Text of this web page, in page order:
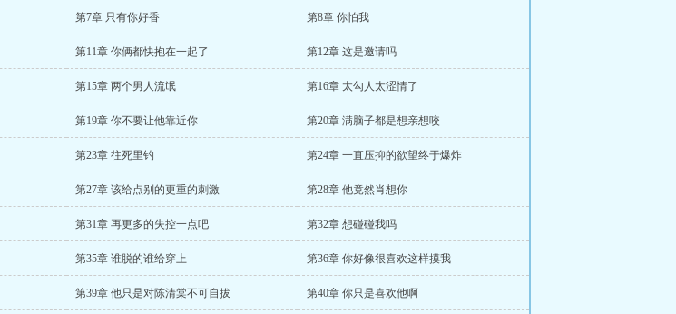
第7章 只有你好香 第8章 你怕我
第11章 你俩都快抱在一起了 第12章 这是邀请吗
第15章 两个男人流氓 第16章 太勾人太涩情了
第19章 你不要让他靠近你 第20章 满脑子都是想亲想咬
第23章 往死里钓 第24章 一直压抑的欲望终于爆炸
第27章 该给点别的更重的刺激 第28章 他竟然肖想你
第31章 再更多的失控一点吧 第32章 想碰碰我吗
第35章 谁脱的谁给穿上 第36章 你好像很喜欢这样摸我
第39章 他只是对陈清棠不可自拔 第40章 你只是喜欢他啊